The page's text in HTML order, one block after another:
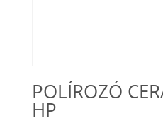
POLÍROZÓ
HP